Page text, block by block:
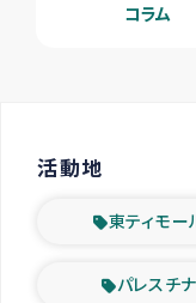
コラム
活動地
東ティモー
パレスチナ